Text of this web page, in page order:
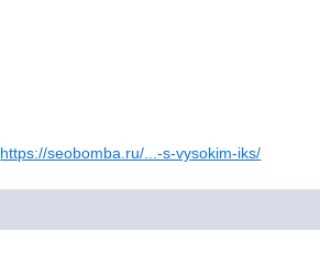
https://seobomba.ru/...-s-vysokim-iks/